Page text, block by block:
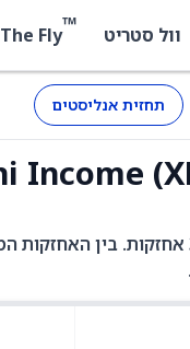
וול סטריט ™
The Fly
תחזית אנליסטים